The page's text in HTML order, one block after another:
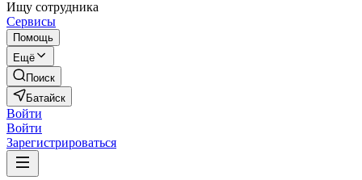
Ищу сотрудника
Сервисы
Помощь
Ещё
Поиск
Батайск
Войти
Войти
Зарегистрироваться